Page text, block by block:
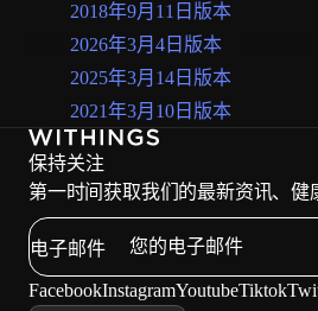
2018年9月11日版本
2026年3月4日版本
2025年3月14日版本
2021年3月10日版本
保持关注
第一时间获取我们的最新资讯、健
电子邮件
FacebookInstagramYoutubeTiktok